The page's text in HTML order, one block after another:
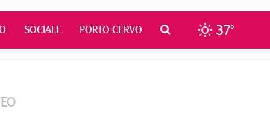
SOCIALE PORTO CERVO 37°